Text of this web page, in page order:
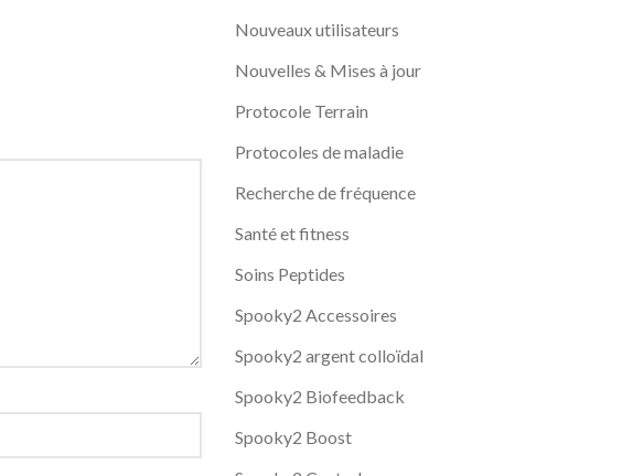
Nouveaux utilisateurs
Nouvelles & Mises à jour
Protocole Terrain
Protocoles de maladie
Recherche de fréquence
Santé et fitness
Soins Peptides
Spooky2 Accessoires
Spooky2 argent colloïdal
Spooky2 Biofeedback
Spooky2 Boost